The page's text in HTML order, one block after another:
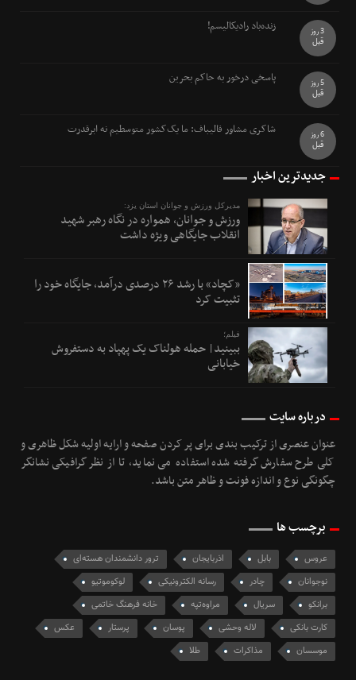
زنده‌باد رادیکالیسم!
3 روز
قبل
پاسخی درخور به حاکم بحرین
5 روز
قبل
شاکری مشاور قالیباف: ما یک‌کشور متوسطیم نه ابرقدرت
6 روز
قبل
جدیدترین اخبار
مدیرکل ورزش و جوانان استان یزد:
ورزش و جوانان، همواره در نگاه رهبر شهید
انقلاب جایگاهی ویژه داشت
«کچاد» با رشد ۲۶ درصدی درآمد، جایگاه خود را
تثبیت کرد
فیلم؛
ببینید| حمله هولناک یک پهپاد به دستفروش
خیابانی
درباره سایت
عنوان عنصری از ترکیب بندی برای پر کردن صفحه و ارایه اولیه شکل ظاهری و
کلی طرح سفارش گرفته شده استفاده می نماید، تا از نظر گرافیکی نشانگر
چگونگی نوع و اندازه فونت و ظاهر متن باشد.
برچسب ها
عروس بابل اذربایجان
ترور دانشمندان هسته‌ای
نوجوانان
چادر رسانه الکترونیکی
لوکوموتیو
برانکو
سریال مراوه‌تپه
خانه فرهنگ خاتمی
کارت بانکی
لاله وحشی پوسان پرستار
عکس
موسسان
مذاکرات طلا